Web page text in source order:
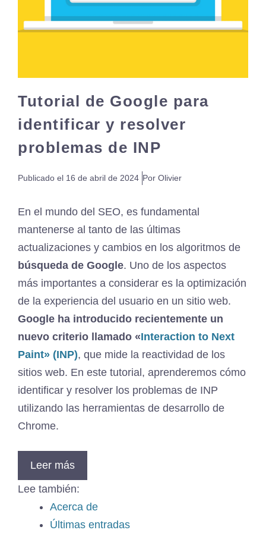
Tutorial de Google para
identificar y resolver
problemas de INP
Publicado el 16 de abril de 2024 Por Olivier
En el mundo del SEO, es fundamental
mantenerse al tanto de las últimas
actualizaciones y cambios en los algoritmos de
búsqueda de Google. Uno de los aspectos
más importantes a considerar es la optimización
de la experiencia del usuario en un sitio web.
Google ha introducido recientemente un
nuevo criterio llamado «Interaction to Next
Paint» (INP), que mide la reactividad de los
sitios web. En este tutorial, aprenderemos cómo
identificar y resolver los problemas de INP
utilizando las herramientas de desarrollo de
Chrome.
Leer más
Lee también:
Acerca de
Últimas entradas